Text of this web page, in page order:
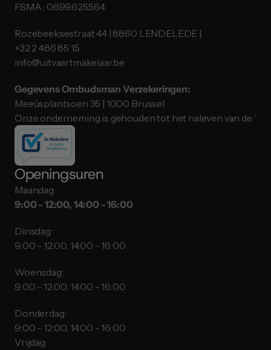
FSMA : 0699.625.564
Rozebeeksestraat 44 | 8860 LENDELEDE |
​​​​​​​+32 2 486 85 15
info@uitvaartmakelaar.be
Gegevens Ombudsman Verzekeringen:
Meeûsplantsoen 35 | 1000 Brussel
Onze onderneming is gehouden tot het naleven van de
Openingsuren
Maandag:
9:00 - 12:00, 14:00 - 16:00
Dinsdag:
9:00 - 12:00, 14:00 - 16:00
Woensdag:
9:00 - 12:00, 14:00 - 16:00
Donderdag:
9:00 - 12:00, 14:00 - 16:00
Vrijdag: